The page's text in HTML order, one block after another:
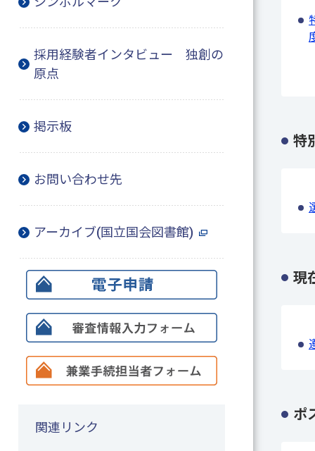
採用経験者インタビュー 独創の
原点
掲示板
お問い合わせ先
アーカイブ(国立国会図書館)
関連リンク
特
現
ポ